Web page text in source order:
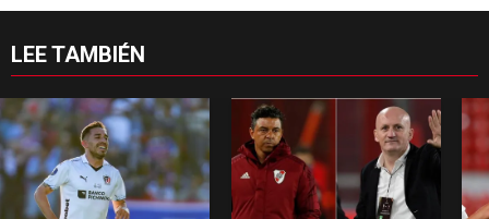
LEE TAMBIÉN